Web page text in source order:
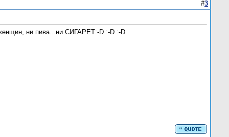
#3
ни пива...ни СИГАРЕТ:-D :-D :-D